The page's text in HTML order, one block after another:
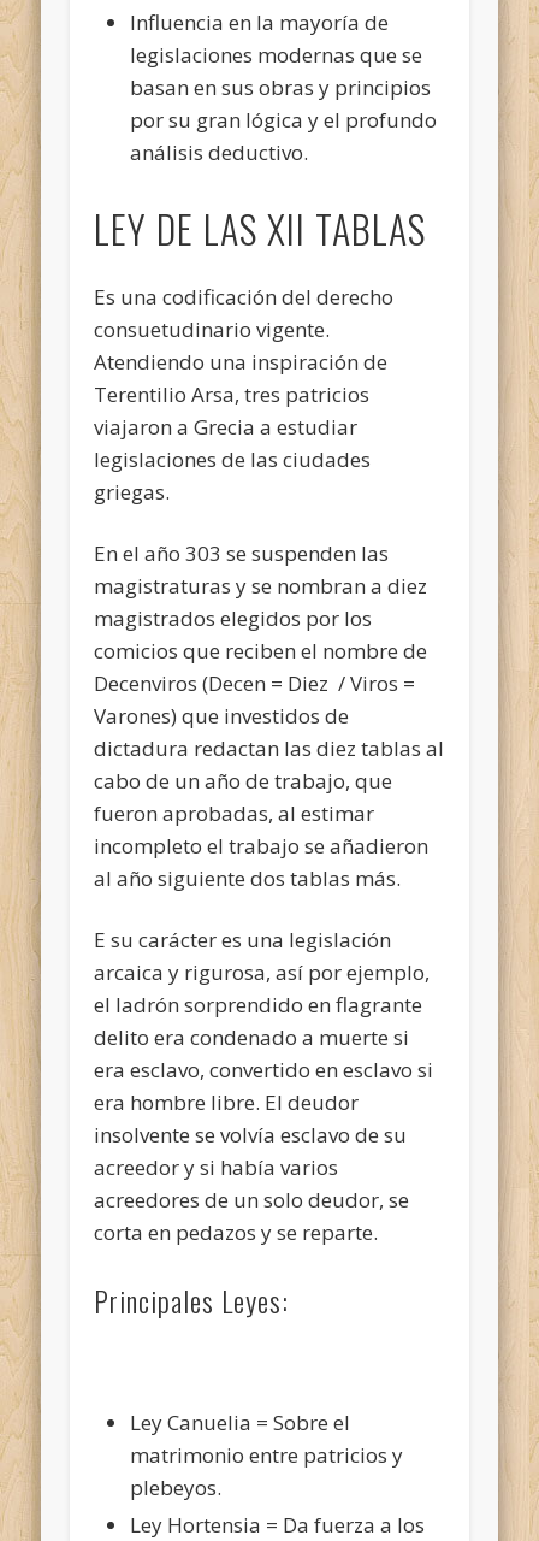
Influencia en la mayoría de
legislaciones modernas que se
basan en sus obras y principios
por su gran lógica y el profundo
análisis deductivo.
LEY DE LAS XII TABLAS
Es una codificación del derecho
consuetudinario vigente.
Atendiendo una inspiración de
Terentilio Arsa, tres patricios
viajaron a Grecia a estudiar
legislaciones de las ciudades
griegas.
En el año 303 se suspenden las
magistraturas y se nombran a diez
magistrados elegidos por los
comicios que reciben el nombre de
Decenviros (Decen = Diez / Viros =
Varones) que investidos de
dictadura redactan las diez tablas al
cabo de un año de trabajo, que
fueron aprobadas, al estimar
incompleto el trabajo se añadieron
al año siguiente dos tablas más.
E su carácter es una legislación
arcaica y rigurosa, así por ejemplo,
el ladrón sorprendido en flagrante
delito era condenado a muerte si
era esclavo, convertido en esclavo si
era hombre libre. El deudor
insolvente se volvía esclavo de su
acreedor y si había varios
acreedores de un solo deudor, se
corta en pedazos y se reparte.
Principales Leyes:
Ley Canuelia = Sobre el
matrimonio entre patricios y
plebeyos.
Ley Hortensia = Da fuerza a los